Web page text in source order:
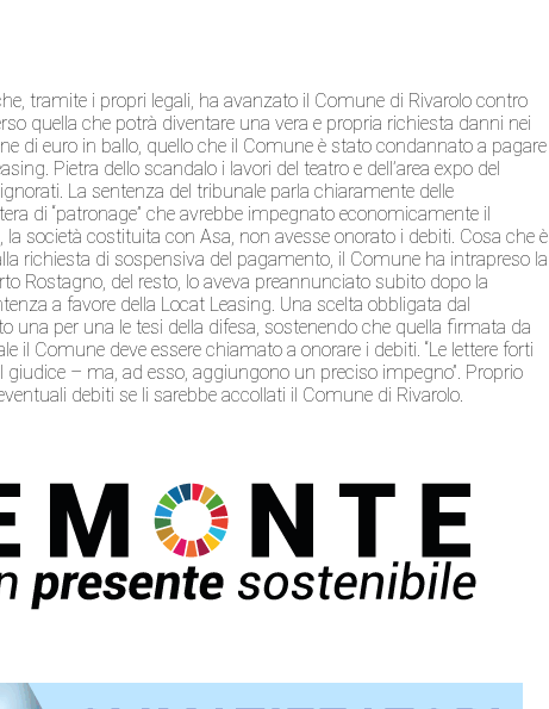
tramite i propri legali, ha avanzato il Comune di Rivarolo contro
quella che potrà diventare una vera e propria richiesta danni nei
di euro in ballo, quello che il Comune è stato condannato a pagare
Pietra dello scandalo i lavori del teatro e dell’area expo del
La sentenza del tribunale parla chiaramente delle
di “patronage” che avrebbe impegnato economicamente il
società costituita con Asa, non avesse onorato i debiti. Cosa che è
richiesta di sospensiva del pagamento, il Comune ha intrapreso la
Rostagno, del resto, lo aveva preannunciato subito dopo la
a favore della Locat Leasing. Una scelta obbligata dal
per una le tesi della difesa, sostenendo che quella firmata da
il Comune deve essere chiamato a onorare i debiti. “Le lettere forti
– ma, ad esso, aggiungono un preciso impegno”. Proprio
debiti se li sarebbe accollati il Comune di Rivarolo.